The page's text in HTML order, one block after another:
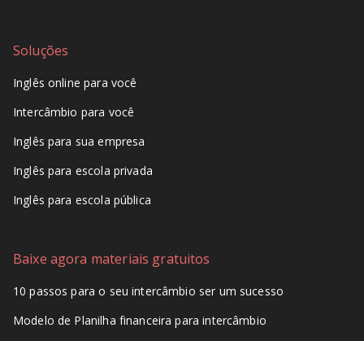
Soluções
Inglês online para você
Intercâmbio para você
Inglês para sua empresa
Inglês para escola privada
Inglês para escola pública
Baixe agora materiais gratuitos
10 passos para o seu intercâmbio ser um sucesso
Modelo de Planilha financeira para intercâmbio